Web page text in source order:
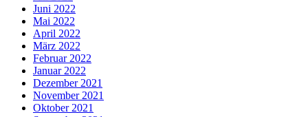
Juni 2022
Mai 2022
April 2022
März 2022
Februar 2022
Januar 2022
Dezember 2021
November 2021
Oktober 2021